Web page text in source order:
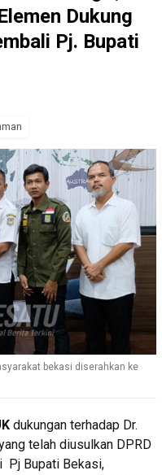
Dukung
Pj. Bupati
bekasi diserahkan ke
dukungan terhadap Dr.
telah diusulkan DPRD
Pj Bupati Bekasi,